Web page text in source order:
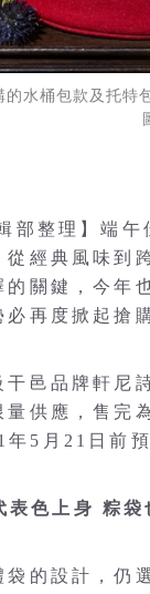
水桶包款及托特
部整理】端
從經典風味到
的關鍵，今年
再度掀起搶
干邑品牌軒尼
量供應，售完
5月21日前
色上身 粽袋
袋的設計，仍